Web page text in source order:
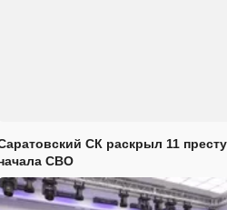
СК раскрыл 11
СВО